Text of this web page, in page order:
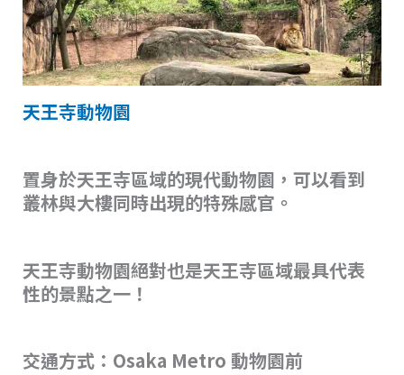
天王寺動物園
置身於天王寺區域的現代動物園，可以看到
叢林與大樓同時出現的特殊感官。
天王寺動物園絕對也是天王寺區域最具代表
性的景點之一！
交通方式：Osaka Metro 動物園前